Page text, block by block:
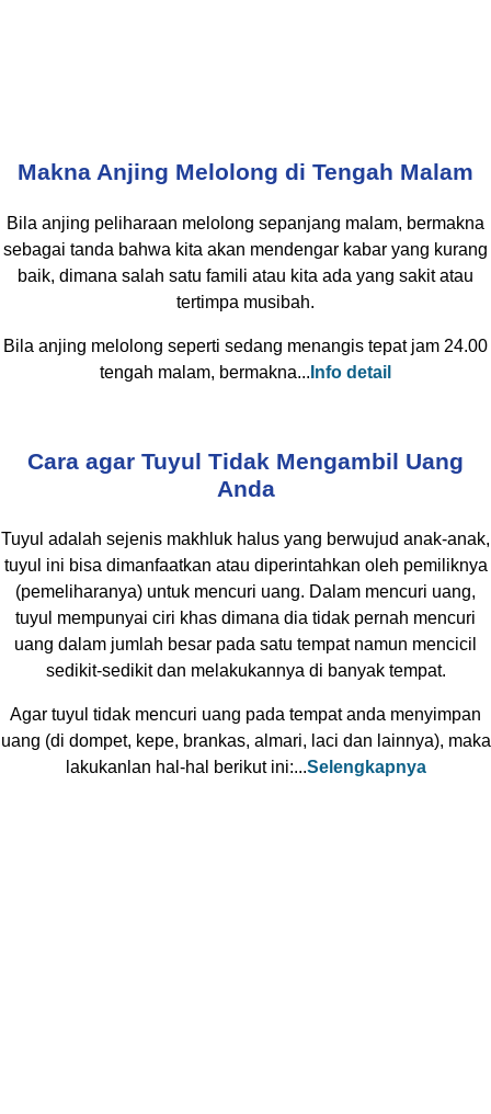
Makna Anjing Melolong di Tengah Malam
Bila anjing peliharaan melolong sepanjang malam, bermakna
sebagai tanda bahwa kita akan mendengar kabar yang kurang
baik, dimana salah satu famili atau kita ada yang sakit atau
tertimpa musibah.
Bila anjing melolong seperti sedang menangis tepat jam 24.00
tengah malam, bermakna... Info detail
Cara agar Tuyul Tidak Mengambil Uang
Anda
Tuyul adalah sejenis makhluk halus yang berwujud anak-anak,
tuyul ini bisa dimanfaatkan atau diperintahkan oleh pemiliknya
(pemeliharanya) untuk mencuri uang. Dalam mencuri uang,
tuyul mempunyai ciri khas dimana dia tidak pernah mencuri
uang dalam jumlah besar pada satu tempat namun mencicil
sedikit-sedikit dan melakukannya di banyak tempat.
Agar tuyul tidak mencuri uang pada tempat anda menyimpan
uang (di dompet, kepe, brankas, almari, laci dan lainnya), maka
lakukanlan hal-hal berikut ini:...Selengkapnya